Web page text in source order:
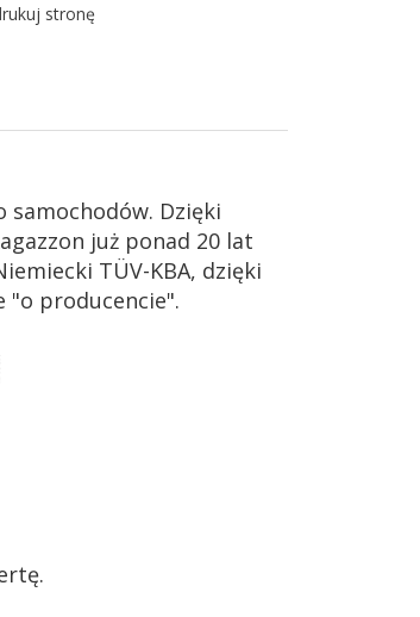
stronę
samochodów. Dzięki
już ponad 20 lat
TÜV-KBA, dzięki
"o producencie".